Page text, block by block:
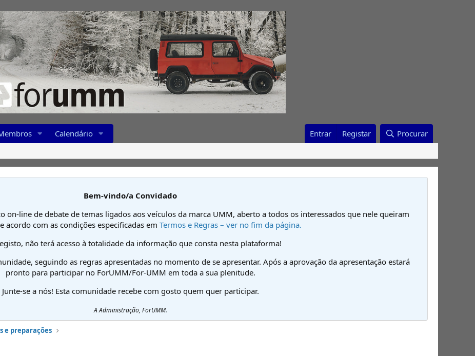
Calendário Entrar Registar Procurar
Bem-vindo/a Convidado
on-line de debate de temas ligados aos veículos da marca UMM, aberto a todos os interessados que nele queiram
acordo com as condições especificadas em Termos e Regras – ver no fim da página.
não terá acesso à totalidade da informação que consta nesta plataforma!
seguindo as regras apresentadas no momento de se apresentar. Após a aprovação da apresentação estará
pronto para participar no ForUMM/For-UMM em toda a sua plenitude.
Junte-se a nós! Esta comunidade recebe com gosto quem quer participar.
A Administração, ForUMM.
e preparações